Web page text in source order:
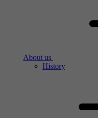
About us
History